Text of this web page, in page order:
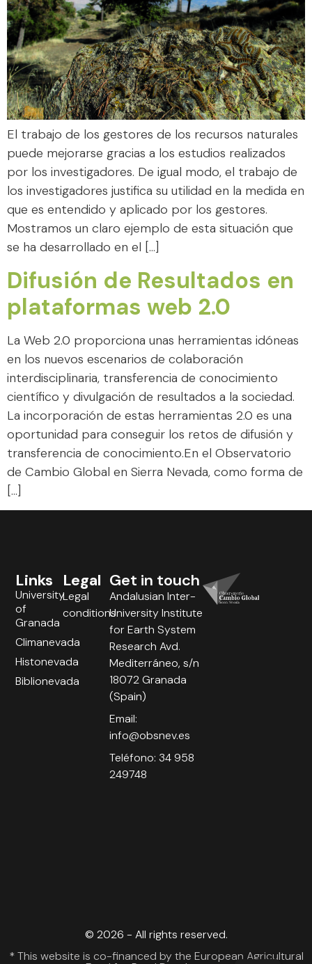
El trabajo de los gestores de los recursos naturales
puede mejorarse gracias a los estudios realizados
por los investigadores. De igual modo, el trabajo de
los investigadores justifica su utilidad en la medida en
que es entendido y aplicado por los gestores.
Mostramos un claro ejemplo de esta situación que
se ha desarrollado en el […]
Difusión de Resultados en
plataformas web 2.0
La Web 2.0 proporciona unas herramientas idóneas
en los nuevos escenarios de colaboración
interdisciplinaria, transferencia de conocimiento
científico y divulgación de resultados a la sociedad.
La incorporación de estas herramientas 2.0 es una
oportunidad para conseguir los retos de difusión y
transferencia de conocimiento.En el Observatorio
de Cambio Global en Sierra Nevada, como forma de
[…]
Legal
Legal
conditions
Links
University
of
Granada
Climanevada
Histonevada
Biblionevada
Get in touch
Andalusian Inter-
University Institute
for Earth System
Research Avd.
Mediterráneo, s/n
18072 Granada
(Spain)
Email:
info@obsnev.es
Teléfono: 34 958
249748
© 2026 - All rights reserved.
* This website is co-financed by the European Agricultural